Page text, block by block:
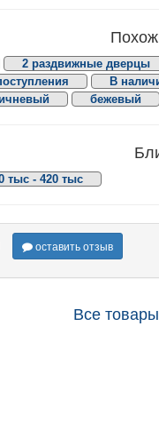
2 раздвижные дверцы
В
бежевый
тыс - 420 тыс
оставить отзыв
Все